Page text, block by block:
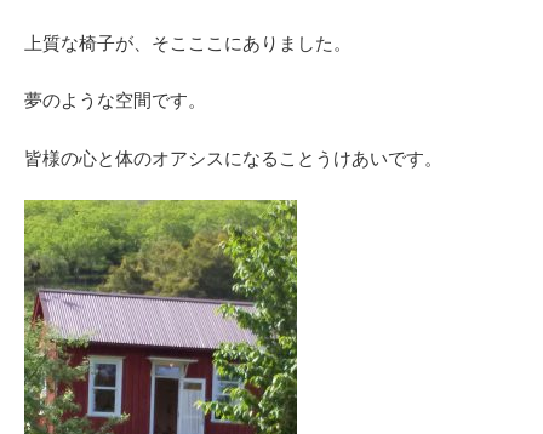
上質な椅子が、そこここにありました。
夢のような空間です。
皆様の心と体のオアシスになることうけあいです。